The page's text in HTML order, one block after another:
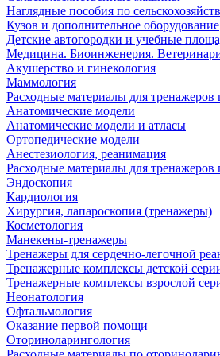
Наглядные пособия по
Кузов и дополнительное оборудование
Детские автогородки и учебные
Медицина. Биоинженерия.
Акушерство и гинекология
Маммология
Расходные материалы для тренажеров
Анатомические модели
Анатомические модели и атласы
Ортопедические модели
Анестезиология, реанимация
Расходные материалы для
Эндоскопия
Кардиология
Хирургия, лапароскопия (тренажеры)
Косметология
Манекены-тренажеры
Тренажеры для сердечно-легочной
Тренажерные комплексы детской
Тренажерные комплексы взрослой
Неонатология
Офтальмология
Оказание первой помощи
Оториноларингология